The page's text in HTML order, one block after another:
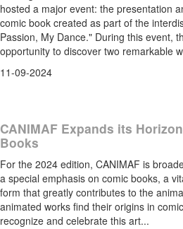
hosted a major event: the presentation
comic book created as part of the
Passion, My Dance." During this event,
opportunity to discover two remarkable
11-09-2024
CANIMAF Expands its
Books
For the 2024 edition, CANIMAF is
a special emphasis on comic books, a
form that greatly contributes to the
animated works find their origins in
recognize and celebrate this art...